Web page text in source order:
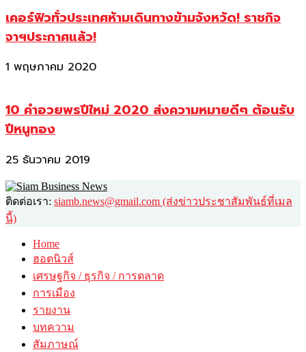
เคอร์ฟิวทั่วประเทศห้ามเดินทางข้ามจังหวัด! ราชกิจ
จาฯประกาศแล้ว!
1 พฤษภาคม 2020
10 คำอวยพรปีใหม่ 2020 ส่งความหมายดีๆ ต้อนรับ
ปีหนูทอง
25 ธันวาคม 2019
ติดต่อเรา: siamb.news@gmail.com (ส่งข่าวประชาสัมพันธ์ที่เมล
นี้)
Home
ฮอตนิวส์
เศรษฐกิจ / ธุรกิจ / การตลาด
การเมือง
รายงาน
บทความ
สัมภาษณ์